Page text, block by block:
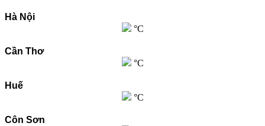
Hà Nội
°C
Cần Thơ
°C
Huế
°C
Côn Sơn